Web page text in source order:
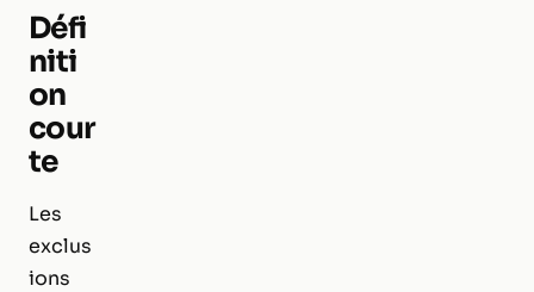
Défi
niti
on
cour
te
Les
exclus
ions